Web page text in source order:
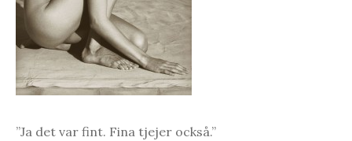
”Ja det var fint. Fina tjejer också.”